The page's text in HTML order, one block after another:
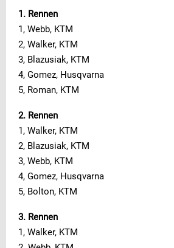
1. Rennen
1, Webb, KTM
2, Walker, KTM
3, Blazusiak, KTM
4, Gomez, Husqvarna
5, Roman, KTM
2. Rennen
1, Walker, KTM
2, Blazusiak, KTM
3, Webb, KTM
4, Gomez, Husqvarna
5, Bolton, KTM
3. Rennen
1, Walker, KTM